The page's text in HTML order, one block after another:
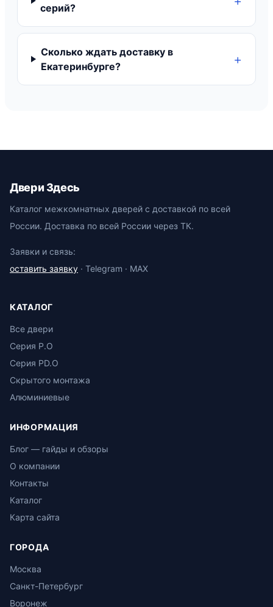
серий?
Сколько ждать доставку в
Екатеринбурге?
Двери Здесь
Каталог межкомнатных дверей с доставкой по всей
России. Доставка по всей России через ТК.
Заявки и связь:
оставить заявку · Telegram · MAX
КАТАЛОГ
Все двери
Серия P.O
Серия PD.O
Скрытого монтажа
Алюминиевые
ИНФОРМАЦИЯ
Блог — гайды и обзоры
О компании
Контакты
Каталог
Карта сайта
ГОРОДА
Москва
Санкт-Петербург
Воронеж